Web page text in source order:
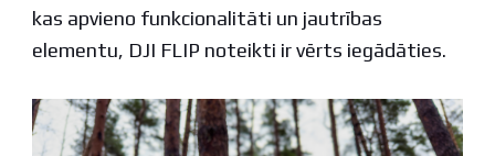
kas apvieno funkcionalitāti un jautrības
elementu, DJI FLIP noteikti ir vērts iegādāties.